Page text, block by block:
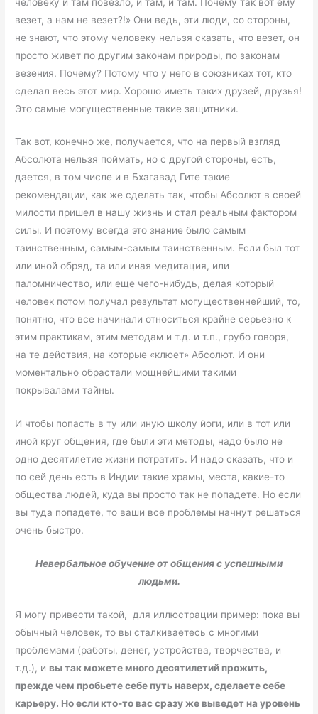
везет, а нам не везет?!» Они ведь, эти люди, со стороны,
не знают, что этому человеку нельзя сказать, что везет, он
просто живет по другим законам природы, по законам
везения. Почему? Потому что у него в союзниках тот, кто
сделал весь этот мир. Хорошо иметь таких друзей, друзья!
Это самые могущественные такие защитники.
Так вот, конечно же, получается, что на первый взгляд
Абсолюта нельзя поймать, но с другой стороны, есть,
дается, в том числе и в Бхагавад Гите такие
рекомендации, как же сделать так, чтобы Абсолют в своей
милости пришел в нашу жизнь и стал реальным фактором
силы. И поэтому всегда это знание было самым
таинственным, самым-самым таинственным. Если был тот
или иной обряд, та или иная медитация, или
паломничество, или еще чего-нибудь, делая который
человек потом получал результат могущественнейший, то,
понятно, что все начинали относиться крайне серьезно к
этим практикам, этим методам и т.д. и т.п., грубо говоря,
на те действия, на которые «клюет» Абсолют. И они
моментально обрастали мощнейшими такими
покрывалами тайны.
И чтобы попасть в ту или иную школу йоги, или в тот или
иной круг общения, где были эти методы, надо было не
одно десятилетие жизни потратить. И надо сказать, что и
по сей день есть в Индии такие храмы, места, какие-то
общества людей, куда вы просто так не попадете. Но если
вы туда попадете, то ваши все проблемы начнут решаться
очень быстро.
Невербальное обучение от общения с успешными
людьми.
Я могу привести такой, для иллюстрации пример: пока вы
обычный человек, то вы сталкиваетесь с многими
проблемами (работы, денег, устройства, творчества, и
т.д.), и вы так можете много десятилетий прожить,
прежде чем пробьете себе путь наверх, сделаете себе
карьеру. Но если кто-то вас сразу же выведет на уровень